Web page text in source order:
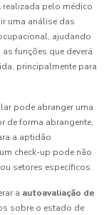
realizada pelo médico
uma análise das
ajudando
funções que deverá
principalmente para
pode abranger uma
de forma abrangente,
a aptidão
check-up pode não
setores específicos.
a autoavaliação de
sobre o estado de